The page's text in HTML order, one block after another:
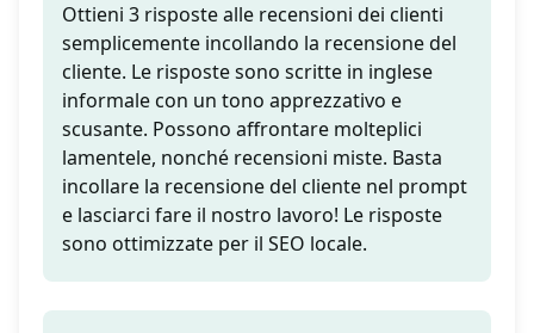
Ottieni 3 risposte alle recensioni dei clienti
semplicemente incollando la recensione del
cliente. Le risposte sono scritte in inglese
informale con un tono apprezzativo e
scusante. Possono affrontare molteplici
lamentele, nonché recensioni miste. Basta
incollare la recensione del cliente nel prompt
e lasciarci fare il nostro lavoro! Le risposte
sono ottimizzate per il SEO locale.